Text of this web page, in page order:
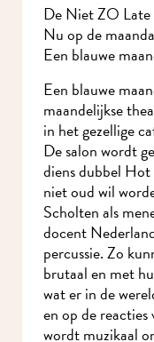
De Niet ZO Late
Nu op de
Een blauwe
Een blauwe
maandelijkse
in het gezellige
De salon wordt
diens dubbel
niet oud wil
Scholten als
docent
percussie. Zo
brutaal en met
wat er in de
en op de
wordt muzikaal